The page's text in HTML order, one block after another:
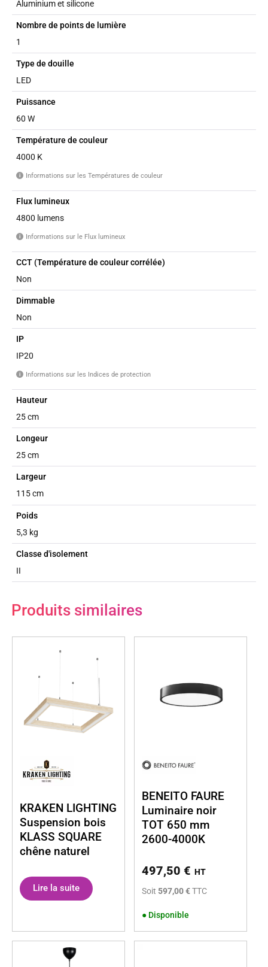
Aluminium et silicone
Nombre de points de lumière
1
Type de douille
LED
Puissance
60 W
Température de couleur
4000 K
i Informations sur les Températures de couleur
Flux lumineux
4800 lumens
i Informations sur le Flux lumineux
CCT (Température de couleur corrélée)
Non
Dimmable
Non
IP
IP20
i Informations sur les Indices de protection
Hauteur
25 cm
Longeur
25 cm
Largeur
115 cm
Poids
5,3 kg
Classe d'isolement
II
Produits similaires
KRAKEN LIGHTING
Suspension bois
KLASS SQUARE
chêne naturel
Lire la suite
BENEITO FAURE
Luminaire noir
TOT 650 mm
2600-4000K
497,50 € HT
Soit 597,00 €TTC
● Disponible